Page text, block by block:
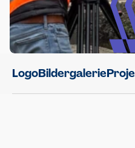
LogoBildergalerie